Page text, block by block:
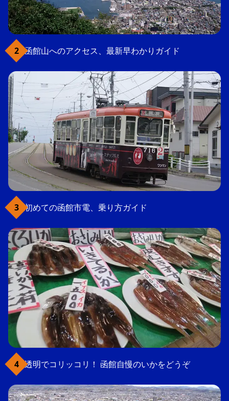
函館山へのアクセス、最新早わかりガイド
初めての函館市電、乗り方ガイド
透明でコリッコリ！ 函館自慢のいかをどうぞ